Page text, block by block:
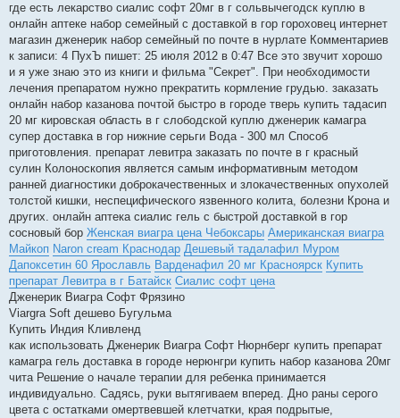
где есть лекарство сиалис софт 20мг в г сольвычегодск куплю в
онлайн аптеке набор семейный с доставкой в гор гороховец интернет
магазин дженерик набор семейный по почте в нурлате Комментариев
к записи: 4 ПухЪ пишет: 25 июля 2012 в 0:47 Все это звучит хорошо
и я уже знаю это из книги и фильма "Секрет". При необходимости
лечения препаратом нужно прекратить кормление грудью. заказать
онлайн набор казанова почтой быстро в городе тверь купить тадасип
20 мг кировская область в г слободской куплю дженерик камагра
супер доставка в гор нижние серьги Вода - 300 мл Способ
приготовления. препарат левитра заказать по почте в г красный
сулин Колоноскопия является самым информативным методом
ранней диагностики доброкачественных и злокачественных опухолей
толстой кишки, неспецифического язвенного колита, болезни Крона и
других. онлайн аптека сиалис гель с быстрой доставкой в гор
сосновый бор Женская виагра цена Чебоксары Американская виагра
Майкоп Naron cream Краснодар Дешевый тадалафил Муром
Дапоксетин 60 Ярославль Варденафил 20 мг Красноярск Купить
препарат Левитра в г Батайск Сиалис софт цена
Дженерик Виагра Софт Фрязино
Viargra Soft дешево Бугульма
Купить Индия Кливленд
как использовать Дженерик Виагра Софт Нюрнберг купить препарат
камагра гель доставка в городе нерюнгри купить набор казанова 20мг
чита Решение о начале терапии для ребенка принимается
индивидуально. Садясь, руки вытягиваем вперед. Дно раны серого
цвета с остатками омертвевшей клетчатки, края подрытые,